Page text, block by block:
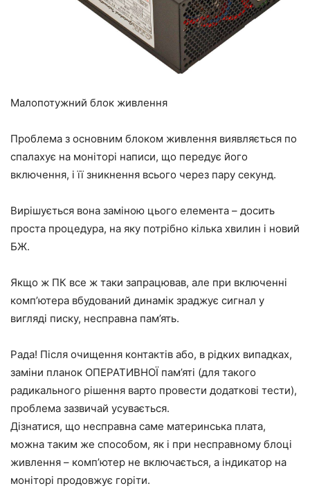
Малопотужний блок живлення
Проблема з основним блоком живлення виявляється по
спалахує на моніторі написи, що передує його
включення, і її зникнення всього через пару секунд.
Вирішується вона заміною цього елемента – досить
проста процедура, на яку потрібно кілька хвилин і новий
БЖ.
Якщо ж ПК все ж таки запрацював, але при включенні
комп’ютера вбудований динамік зраджує сигнал у
вигляді писку, несправна пам’ять.
Рада! Після очищення контактів або, в рідких випадках,
заміни планок ОПЕРАТИВНОЇ пам’яті (для такого
радикального рішення варто провести додаткові тести),
проблема зазвичай усувається.
Дізнатися, що несправна саме материнська плата,
можна таким же способом, як і при несправному блоці
живлення – комп’ютер не включається, а індикатор на
моніторі продовжує горіти.